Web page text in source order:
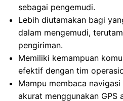
sebagai pengemudi.
Lebih diutamakan bagi
dalam mengemudi,
pengiriman.
Memiliki kemampuan
efektif dengan tim
Mampu membaca
akurat menggunakan GPS